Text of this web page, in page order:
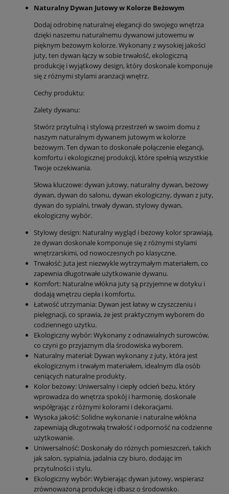
Naturalny Dywan Jutowy w Kolorze Beżowym
Dodaj odrobinę naturalnej elegancji do swojego wnętrza
dzięki naszemu naturalnemu dywanowi jutowemu w
pięknym beżowym kolorze. Wykonany z wysokiej jakości
juty, ten dywan łączy w sobie trwałość, ekologiczną
produkcję i wyjątkowy design, który doskonale komponuje
się z różnymi stylami aranżacji wnętrz.
Cechy produktu:
Zalety dywanu:
Stwórz przytulną i stylową przestrzeń w swoim domu z
naszym naturalnym dywanem jutowym w kolorze
beżowym. Ten dywan to doskonałe połączenie elegancji,
komfortu i ekologicznej produkcji, które spełnią wszystkie
Twoje oczekiwania.
Słowa kluczowe: dywan jutowy, naturalny dywan, beżowy
dywan, dywan do salonu, dywan ekologiczny, dywan z juty,
dywan do sypialni, trwały dywan, stylowy dywan,
ekologiczny wybór.
Stylowy design: Naturalny wygląd i beżowy kolor sprawiają,
że dywan doskonale komponuje się z różnymi stylami
wnętrzarskimi, od nowoczesnych po klasyczne.
Trwałość: Juta jest niezwykle wytrzymałym materiałem, co
zapewnia długotrwałe użytkowanie dywanu.
Komfort: Naturalne włókna juty są przyjemne w dotyku i
dodają wnętrzu ciepła i komfortu.
Łatwość utrzymania: Dywan jest łatwy w czyszczeniu i
pielęgnacji, co sprawia, że jest praktycznym wyborem do
codziennego użytku.
Ekologiczny wybór: Wykonany z odnawialnych surowców,
co czyni go przyjaznym dla środowiska wyborem.
Naturalny materiał: Dywan wykonany z juty, która jest
ekologicznym i trwałym materiałem, idealnym dla osób
ceniących naturalne produkty.
Kolor beżowy: Uniwersalny i ciepły odcień beżu, który
wprowadza do wnętrza spokój i harmonię, doskonale
współgrając z różnymi kolorami i dekoracjami.
Wysoka jakość: Solidne wykonanie i naturalne włókna
zapewniają długotrwałą trwałość i odporność na codzienne
użytkowanie.
Uniwersalność: Doskonały do różnych pomieszczeń, takich
jak salon, sypialnia, jadalnia czy biuro, dodając im
przytulności i stylu.
Ekologiczny wybór: Wybierając dywan jutowy, wspierasz
zrównoważoną produkcję i dbasz o środowisko.